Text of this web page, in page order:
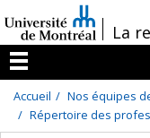
au
contenu
/La
Menu
Accueil
Nos équipes
Répertoire des